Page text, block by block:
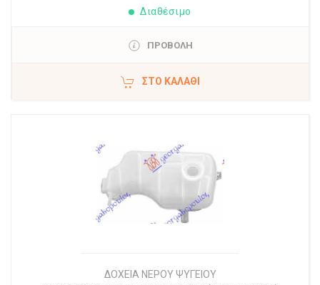
Διαθέσιμο
ΠΡΟΒΟΛΗ
ΣΤΟ ΚΑΛΆΘΙ
ΔΟΧΕΙΑ ΝΕΡΟΥ ΨΥΓΕΙΟΥ